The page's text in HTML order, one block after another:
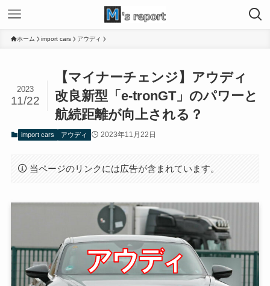
ホーム import cars アウディ
【マイナーチェンジ】アウディ
改良新型「e-tronGT」のパワーと
航続距離が向上される？
2023
11/22
import cars アウディ 2023年11月22日
当ページのリンクには広告が含まれています。